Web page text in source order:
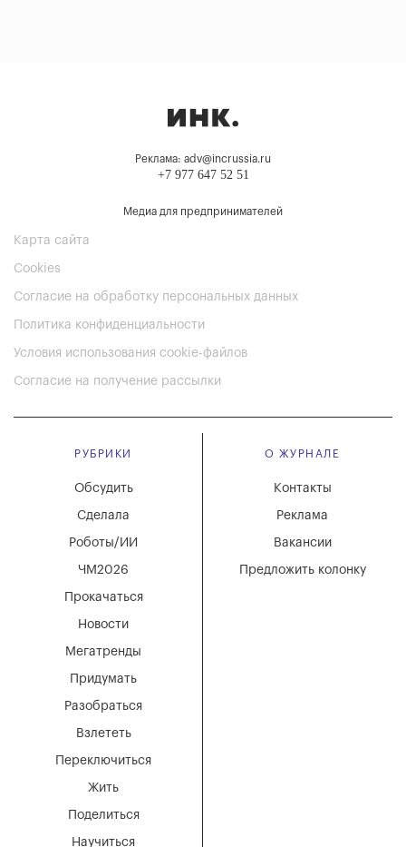
Реклама: adv@incrussia.ru
+7 977 647 52 51
Медиа для предпринимателей
Карта сайта
Cookies
Согласие на обработку персональных данных
Политика конфиденциальности
Условия использования cookie-файлов
Согласие на получение рассылки
РУБРИКИ
Мегатренды
Придумать
Разобраться
Взлететь
Новости
Переключиться
Жить
Поделиться
Научиться
Обсудить
Сделала
Роботы/ИИ
ЧМ2026
Прокачаться
О ЖУРНАЛЕ
Вакансии
Реклама
Контакты
Предложить колонку